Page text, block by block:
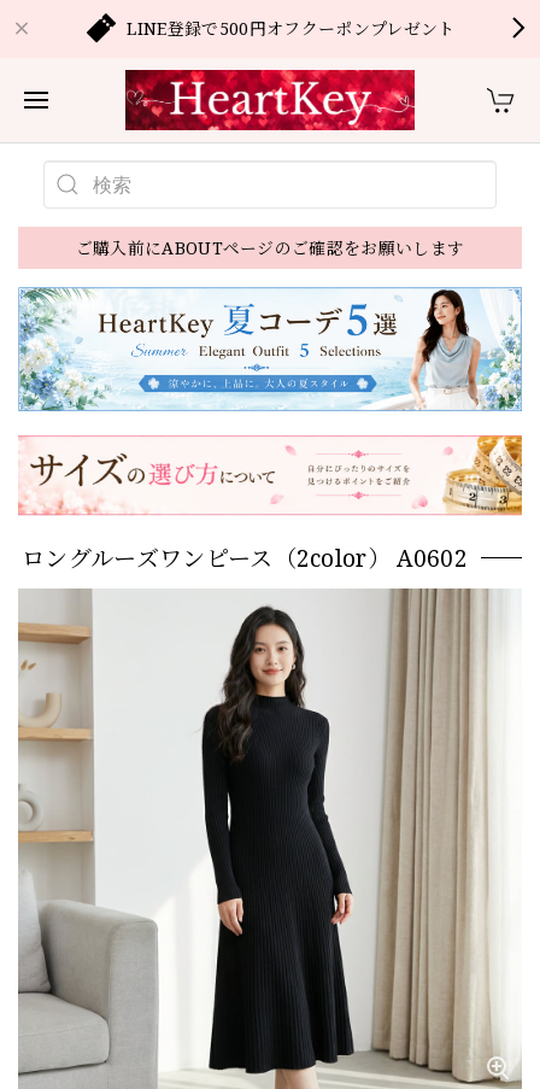
LINE登録で500円オフクーポンプレゼント
ご購入前にABOUTページのご確認をお願いします
ロングルーズワンピース（2color） A0602